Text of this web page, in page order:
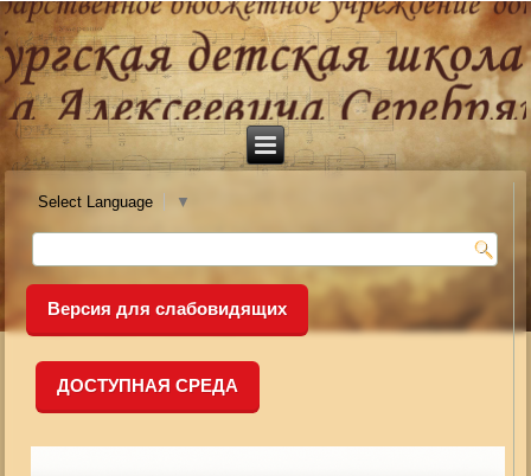
Select Language ▼
Версия для слабовидящих
ДОСТУПНАЯ СРЕДА